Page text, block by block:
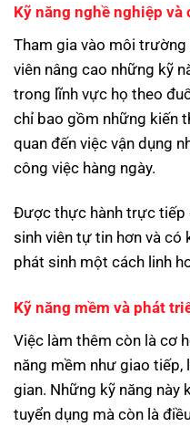
Kỹ năng nghề nghiệp và
Tham gia vào môi
viên nâng cao những kỹ
trong lĩnh vực họ theo
chỉ bao gồm những kiến
quan đến việc vận dụng
công việc hàng ngày.
Được thực hành trực tiếp
sinh viên tự tin hơn và có
phát sinh một cách linh
Kỹ năng mềm và phát
Việc làm thêm còn là cơ
năng mềm như giao tiếp,
gian. Những kỹ năng này
tuyển dụng mà còn là